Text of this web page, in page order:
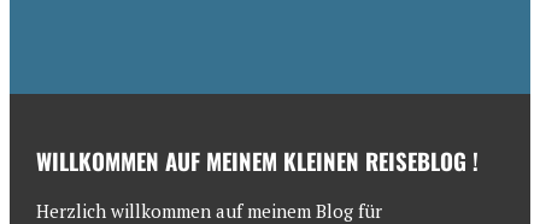
WILLKOMMEN AUF MEINEM KLEINEN REISEBLOG !
Herzlich willkommen auf meinem Blog für